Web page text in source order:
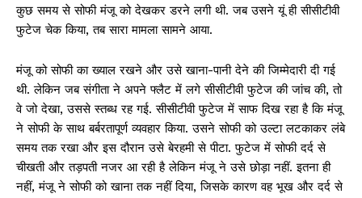
कुछ समय से सोफी मंजू को देखकर डरने लगी थी. जब उसने यूं ही सीसीटीवी
फुटेज चेक किया, तब सारा मामला सामने आया.
मंजू को सोफी का ख्याल रखने और उसे खाना-पानी देने की जिम्मेदारी दी गई
थी. लेकिन जब संगीता ने अपने फ्लैट में लगे सीसीटीवी फुटेज की जांच की, तो
वे जो देखा, उससे स्तब्ध रह गई. सीसीटीवी फुटेज में साफ दिख रहा है कि मंजू
ने सोफी के साथ बर्बरतापूर्ण व्यवहार किया. उसने सोफी को उल्टा लटकाकर लंबे
समय तक रखा और इस दौरान उसे बेरहमी से पीटा. फुटेज में सोफी दर्द से
चीखती और तड़पती नजर आ रही है लेकिन मंजू ने उसे छोड़ा नहीं. इतना ही
नहीं, मंजू ने सोफी को खाना तक नहीं दिया, जिसके कारण वह भूख और दर्द से